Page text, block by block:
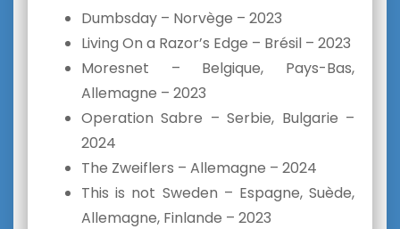
Dumbsday – Norvège – 2023
Living On a Razor’s Edge – Brésil – 2023
Moresnet – Belgique, Pays-Bas,
Allemagne – 2023
Operation Sabre – Serbie, Bulgarie –
2024
The Zweiflers – Allemagne – 2024
This is not Sweden – Espagne, Suède,
Allemagne, Finlande – 2023